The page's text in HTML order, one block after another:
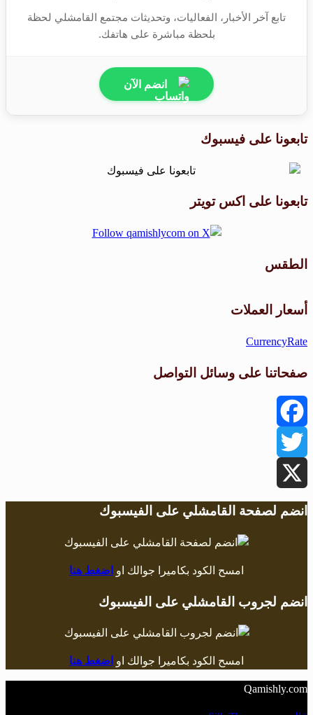
تابع آخر الأخبار، الفعاليات، وتحديثات مجتمع القامشلي لحظة
بلحظة مباشرة على هاتفك.
انضم الآن
تابعونا على فيسبوك
تابعونا على اكس تويتر
الطقس
أسعار العملات
CurrencyRate
صفحاتنا على وسائل التواصل
Facebook
Twitter
X
انضم لصفحة القامشلي على الفيسبوك
امسح الكود بكاميرا جوالك او اضغط هنا
انضم لجروب القامشلي على الفيسبوك
امسح الكود بكاميرا جوالك او اضغط هنا
Qamishly.com